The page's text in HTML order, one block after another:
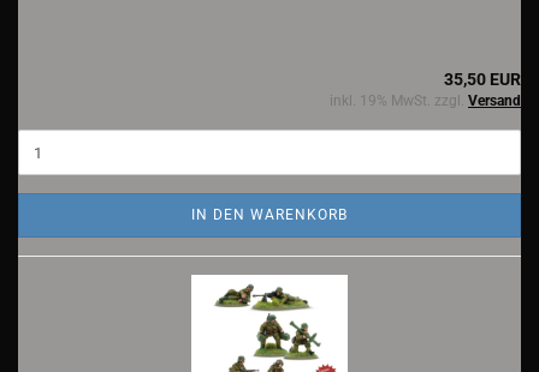
35,50 EUR
inkl. 19% MwSt. zzgl. Versand
IN DEN WARENKORB